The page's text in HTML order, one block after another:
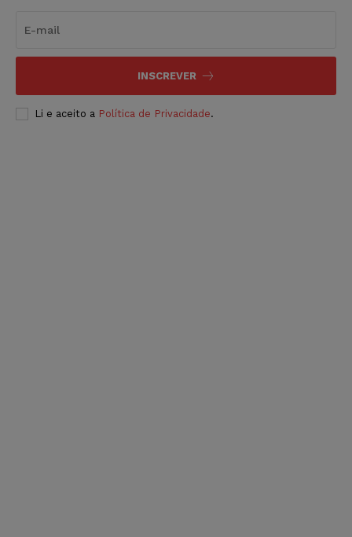
INSCREVER
Li e aceito a Política de Privacidade.